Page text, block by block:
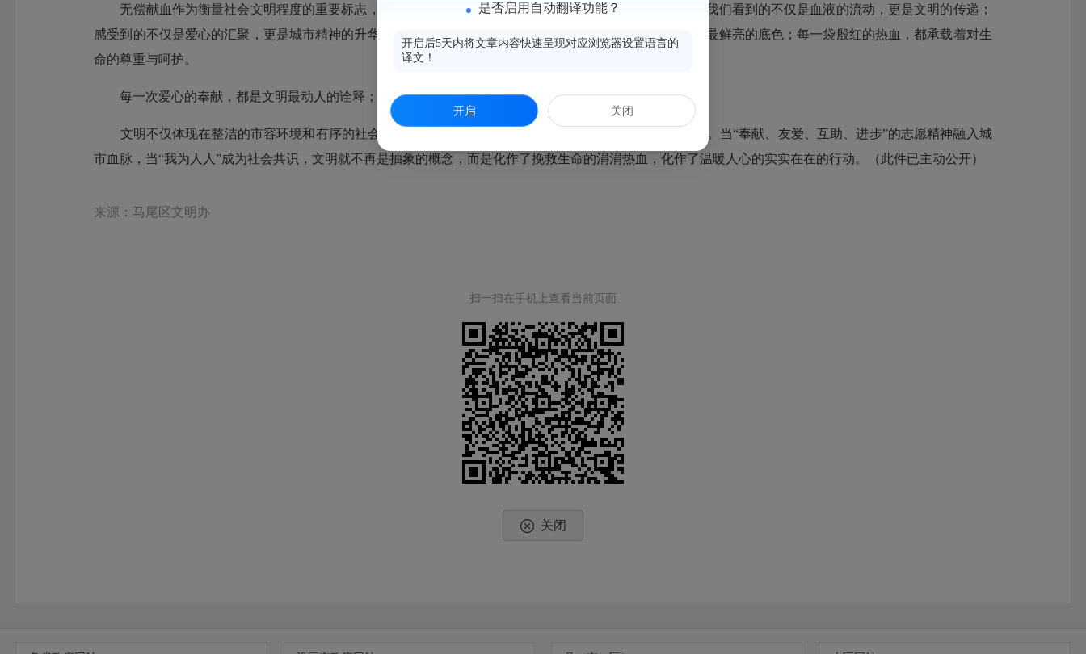
无偿献血作为衡量社会文明程度的重要标志，展现了一座城市的精神高度和道德温度。在这次活动中，我们看到的不仅是血液的流动，更是文明的传递；
感受到的不仅是爱心的汇聚，更是城市精神的升华。每一位献血者撸起袖子的瞬间，都是在为文明城市增添最鲜亮的底色；每一袋殷红的热血，都承载着对生
命的尊重与呵护。
每一次爱心的奉献，都是文明最动人的诠释；每一份热血的流淌，都是城市最温暖的记忆。
文明不仅体现在整洁的市容环境和有序的社会秩序上，更体现在每个公民自觉的道德实践和无私奉献中。当“奉献、友爱、互助、进步”的志愿精神融入城
市血脉，当“我为人人”成为社会共识，文明就不再是抽象的概念，而是化作了挽救生命的涓涓热血，化作了温暖人心的实实在在的行动。（此件已主动公开）
来源：马尾区文明办
扫一扫在手机上查看当前页面
关闭
是否启用自动翻译功能？
开启后5天内将文章内容快速呈现对应浏览器设置语言的
译文！
开启 关闭